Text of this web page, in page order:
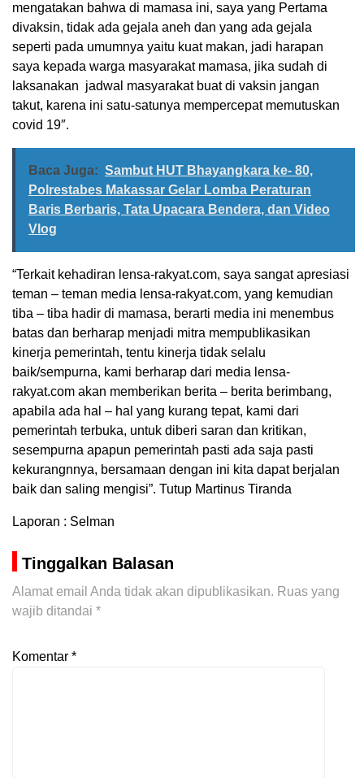
mengatakan bahwa di mamasa ini, saya yang Pertama
divaksin, tidak ada gejala aneh dan yang ada gejala
seperti pada umumnya yaitu kuat makan, jadi harapan
saya kepada warga masyarakat mamasa, jika sudah di
laksanakan jadwal masyarakat buat di vaksin jangan
takut, karena ini satu-satunya mempercepat memutuskan
covid 19″.
Baca Juga: Sambut HUT Bhayangkara ke- 80,
Polrestabes Makassar Gelar Lomba Peraturan
Baris Berbaris, Tata Upacara Bendera, dan Video
Vlog
“Terkait kehadiran lensa-rakyat.com, saya sangat apresiasi
teman – teman media lensa-rakyat.com, yang kemudian
tiba – tiba hadir di mamasa, berarti media ini menembus
batas dan berharap menjadi mitra mempublikasikan
kinerja pemerintah, tentu kinerja tidak selalu
baik/sempurna, kami berharap dari media lensa-
rakyat.com akan memberikan berita – berita berimbang,
apabila ada hal – hal yang kurang tepat, kami dari
pemerintah terbuka, untuk diberi saran dan kritikan,
sesempurna apapun pemerintah pasti ada saja pasti
kekurangnnya, bersamaan dengan ini kita dapat berjalan
baik dan saling mengisi”. Tutup Martinus Tiranda
Laporan : Selman
Tinggalkan Balasan
Alamat email Anda tidak akan dipublikasikan. Ruas yang
wajib ditandai *
Komentar *